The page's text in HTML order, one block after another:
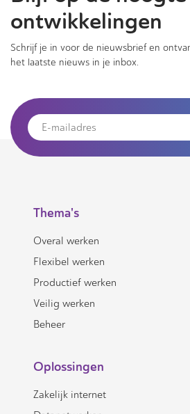
ontwikkelingen
Schrijf je in voor de nieuwsbrief en
het laatste nieuws in je inbox.
Thema's
Overal werken
Flexibel werken
Productief werken
Veilig werken
Beheer
Oplossingen
Zakelijk internet